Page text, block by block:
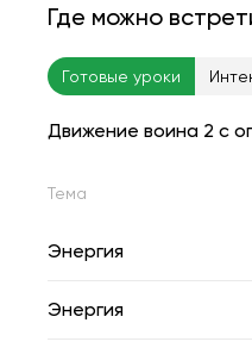
Где можно
Готовые уроки
Движение воина 2 с
Тема
Энергия
Энергия